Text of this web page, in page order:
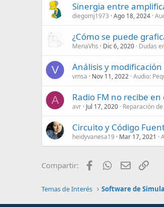
Sinergia entre
diegomj1973 Ago 18, 2024
¿Cómo se puede
MenaVhs Dic 6, 2020 Dudas
V Análisis y
vmsa Nov 11, 2022 Audio:
A Radio FM no recibe
avr Jul 17, 2020 Reparación
Circuito y Código
heidyvanesa19 Mar 17, 2021
Compartir: FacebookWhatsApp
Email
Temas de Interés Software de